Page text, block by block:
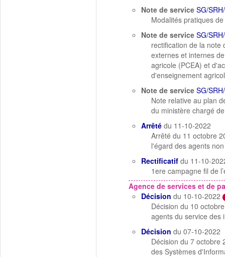
Note de service SG/
Modalités pratiques
Note de service SG/
rectification de la note
externes et internes
agricole (PCEA) et
d'enseignement
Note de service SG/
Note relative au plan
du ministère chargé
Arrêté du 11-10-2022
Arrêté du 11 octobre
l'égard des agents
Rectificatif du 11-10-
1ere campagne fil de
Agence de services et de
Décision du 10-10-2022
Décision du 10
agents du service des
Décision du 07-10-2022
Décision du 7 octobre
des Systèmes